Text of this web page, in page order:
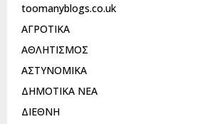
toomanyblogs.co.uk
ΑΓΡΟΤΙΚΑ
ΑΘΛΗΤΙΣΜΟΣ
ΑΣΤΥΝΟΜΙΚΑ
ΔΗΜΟΤΙΚΑ ΝΕΑ
ΔΙΕΘΝΗ